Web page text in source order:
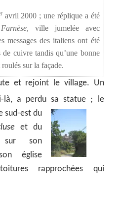
avril 2000 ; une réplique a été
Farnèse, ville jumelée avec
messages des italiens ont été
cuivre tandis qu’une bonne
sur la façade.
et rejoint le village. Un
là, a perdu sa statue ; le
sud-est du
et du
son
église
rapprochées qui